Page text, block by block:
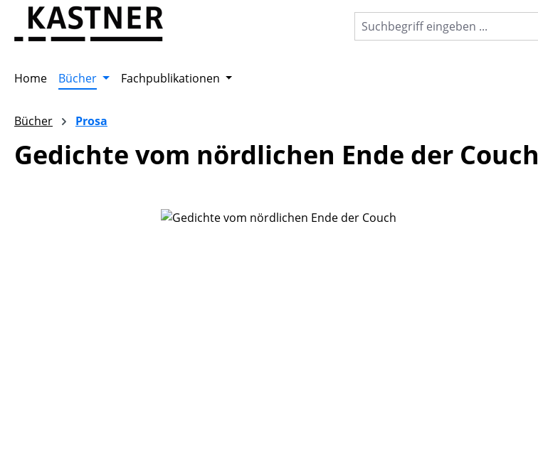
Hauptinhalt springen
Zur Suche springen
Zur Hauptnavigation springen
Home Bücher Fachpublikationen
Bücher Prosa
Gedichte vom nördlichen Ende der Couch